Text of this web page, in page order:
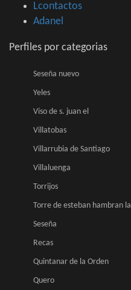
Lcontactos
Adanel
Perfiles por categorias
Seseña nuevo
Yeles
Viso de s. juan el
Villatobas
Villarrubia de Santiago
Villaluenga
Torrijos
Torre de esteban hambran la
Seseña
Recas
Quintanar de la Orden
Quero